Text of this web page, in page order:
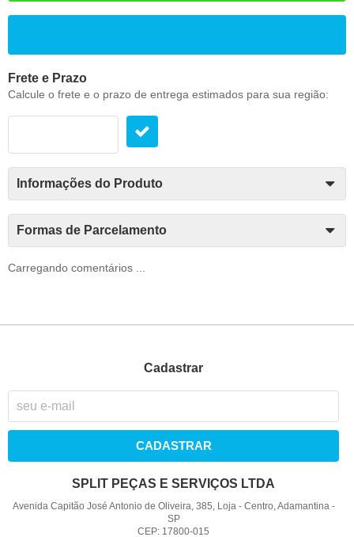
Frete e Prazo
Calcule o frete e o prazo de entrega estimados para sua região:
Informações do Produto
Formas de Parcelamento
Carregando comentários ...
Cadastrar
CADASTRAR
SPLIT PEÇAS E SERVIÇOS LTDA
Avenida Capitão José Antonio de Oliveira, 385, Loja- Centro, Adamantina-
SP
CEP: 17800-015